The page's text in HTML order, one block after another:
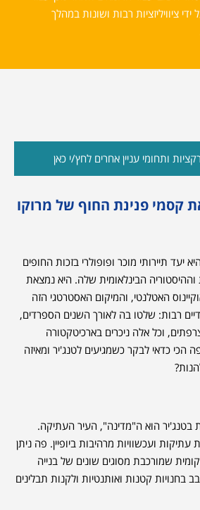
ציוויליזציות רבות ושונות במהלך
ותחומי עניין אחרים לחץ/י כאן
קסמי פנינת החוף של מרוקו
יעד תיירותי מוכר ופופולרי בזכות החופים
הבינלאומית שלה. היא נמצאת
האטלנטי, והמיקום האסטרטגי הזה
רבות: שלטו בה לאורך השנים הספרדים,
וכל אלה ניכרים בארכיטקטורה
הכי כדאי לבקר כשמגיעים לטנג'יר ומאיזה
בטנג'יר הוא ה"מדינה", העיר העתיקה.
ועכשוויות מרהיבות ביופיין. פה ניתן
שמורכבת מסוגים שונים של בנייה
קטנות ואותנטיות ולקנות תבלינים